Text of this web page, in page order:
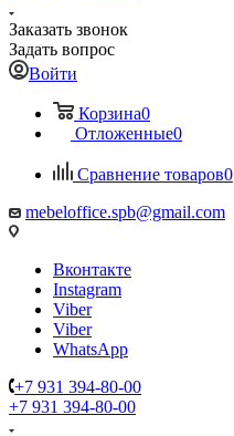
Заказать звонок
Задать вопрос
Войти
Корзина0
Отложенные0
Сравнение товаров0
mebeloffice.spb@gmail.com
Вконтакте
Instagram
Viber
Viber
WhatsApp
+7 931 394-80-00
+7 931 394-80-00